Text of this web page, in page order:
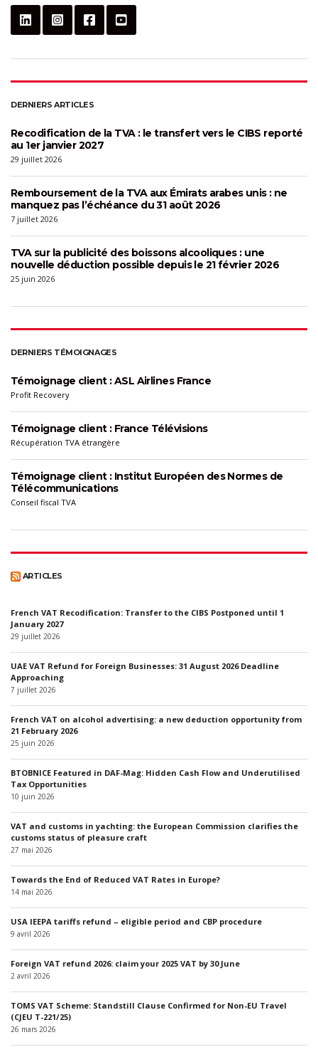
DERNIERS ARTICLES
Recodification de la TVA : le transfert vers le CIBS reporté
au 1er janvier 2027
29 juillet 2026
Remboursement de la TVA aux Émirats arabes unis : ne
manquez pas l’échéance du 31 août 2026
7 juillet 2026
TVA sur la publicité des boissons alcooliques : une
nouvelle déduction possible depuis le 21 février 2026
25 juin 2026
DERNIERS TÉMOIGNAGES
Témoignage client : ASL Airlines France
Profit Recovery
Témoignage client : France Télévisions
Récupération TVA étrangère
Témoignage client : Institut Européen des Normes de
Télécommunications
Conseil fiscal TVA
ARTICLES
French VAT Recodification: Transfer to the CIBS Postponed until 1
January 2027
29 juillet 2026
UAE VAT Refund for Foreign Businesses: 31 August 2026 Deadline
Approaching
7 juillet 2026
French VAT on alcohol advertising: a new deduction opportunity from
21 February 2026
25 juin 2026
BTOBNICE Featured in DAF-Mag: Hidden Cash Flow and Underutilised
Tax Opportunities
10 juin 2026
VAT and customs in yachting: the European Commission clarifies the
customs status of pleasure craft
27 mai 2026
Towards the End of Reduced VAT Rates in Europe?
14 mai 2026
USA IEEPA tariffs refund – eligible period and CBP procedure
9 avril 2026
Foreign VAT refund 2026: claim your 2025 VAT by 30 June
2 avril 2026
TOMS VAT Scheme: Standstill Clause Confirmed for Non-EU Travel
(CJEU T-221/25)
26 mars 2026